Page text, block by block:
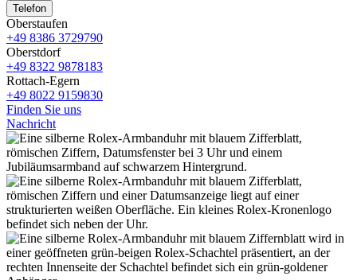
Telefon
Oberstaufen
+49 8386 3729790
Oberstdorf
+49 8322 9878183
Rottach-Egern
+49 8022 9159830
Finden Sie uns
Nachricht